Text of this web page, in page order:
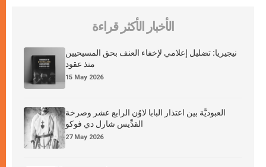
الأخبار الأكثر قراءة
نيجيريا: تضليل إعلامي لإخفاء العنف بحق المسيحيين
منذ عقود
15 May 2026
العبوديَّة بين اعتذار البابا لاوُن الرابع عشر وصرخة
القدِّيس شارل دي فوكو
27 May 2026